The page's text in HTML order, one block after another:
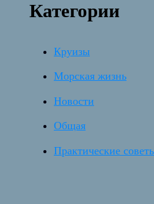
Категории
Круизы
Морская жизнь
Новости
Общая
Практические